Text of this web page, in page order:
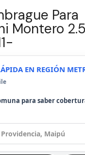
Para
Montero
EN REGIÓN
para saber